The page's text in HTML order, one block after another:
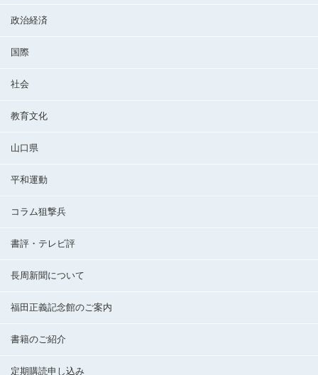
政治経済
国際
社会
教育文化
山口県
平和運動
コラム狙撃兵
書評・テレビ評
長周新聞について
福田正義記念館のご案内
書籍のご紹介
定期購読申し込み